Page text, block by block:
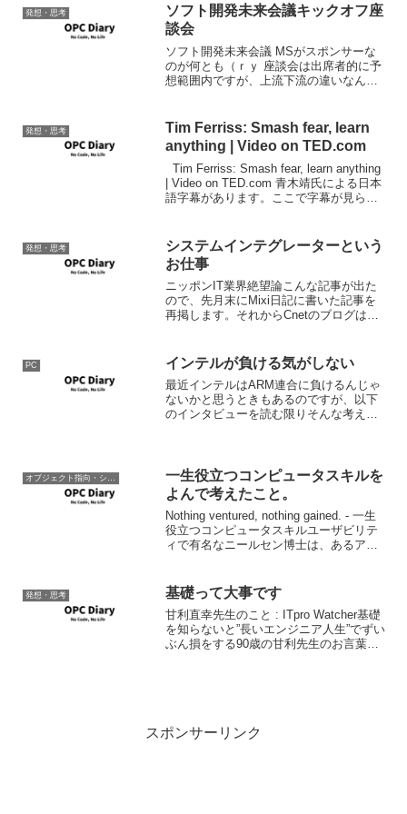
発想・思考
ソフト開発未来会議キックオフ座
談会
ソフト開発未来会議 MSがスポンサーな
のが何とも（ｒｙ 座談会は出席者的に予
想範囲内ですが、上流下流の違いなんて
難しいというのはその通りなんだと思
う。 まぁ。どう考えて...
発想・思考
Tim Ferriss: Smash fear, learn
anything | Video on TED.com
Tim Ferriss: Smash fear, learn anything
| Video on TED.com 青木靖氏による日本
語字幕があります。ここで字幕が見られ
発想・思考
システムインテグレーターという
お仕事
ニッポンIT業界絶望論こんな記事が出た
ので、先月末にMixi日記に書いた記事を
再掲します。それからCnetのブログはい
ミドルウェア・パッケージソフトウェア
開発ではそれ...
PC インテルが負ける気がしない
最近インテルはARM連合に負けるんじゃ
ないかと思うときもあるのですが、以下
のインタビューを読む限りそんな考えを
Gizmodo...
一生役立つコンピュータスキルを
よんで考えたこと。
Nothing ventured, nothing gained. - 一生
役立つコンピュータスキルユーザビリテ
ィで有名なニールセン博士は、あるアプ
けることが肝要だと説く...
発想・思考 基礎って大事です
甘利直幸先生のこと : ITpro Watcher基礎
を知らないと”長いエンジニア人生”でずい
ぶん損をする90歳の甘利先生のお言葉だ
スポンサーリンク